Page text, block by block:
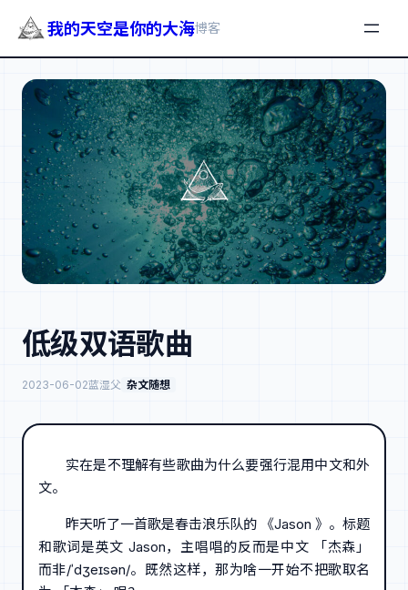
我的天空是你的大海博客
低级双语歌曲
2023-06-02蓝湿父 杂文随想
实在是不理解有些歌曲为什么要强行混用中文和外
文。
昨天听了一首歌是春击浪乐队的 《Jason 》。标题
和歌词是英文 Jason，主唱唱的反而是中文 「杰森」
而非/ˈdʒeɪsən/。既然这样，那为啥一开始不把歌取名